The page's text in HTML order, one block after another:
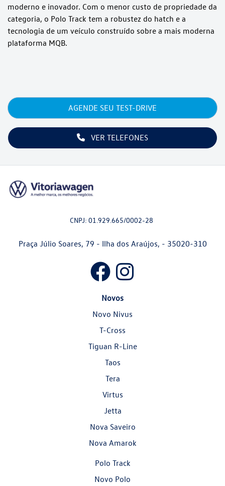
moderno e inovador. Com o menor custo de propriedade da
categoria, o Polo Track tem a robustez do hatch e a
tecnologia de um veículo construído sobre a mais moderna
plataforma MQB.
VER TELEFONES
AGENDE SEU TEST-DRIVE
CNPJ: 01.929.665/0002-28
Praça Júlio Soares, 79 - Ilha dos Araújos, - 35020-310
Novos
Novo Nivus
T-Cross
Tiguan R-Line
Taos
Tera
Virtus
Jetta
Nova Saveiro
Nova Amarok
Polo Track
Novo Polo